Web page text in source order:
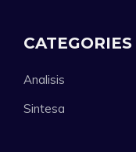
CATEGORIES
Analisis
Sintesa